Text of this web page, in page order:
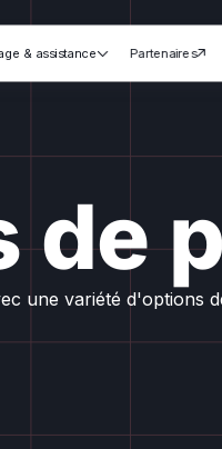
& assistance Partenaires
de
une variété d'options